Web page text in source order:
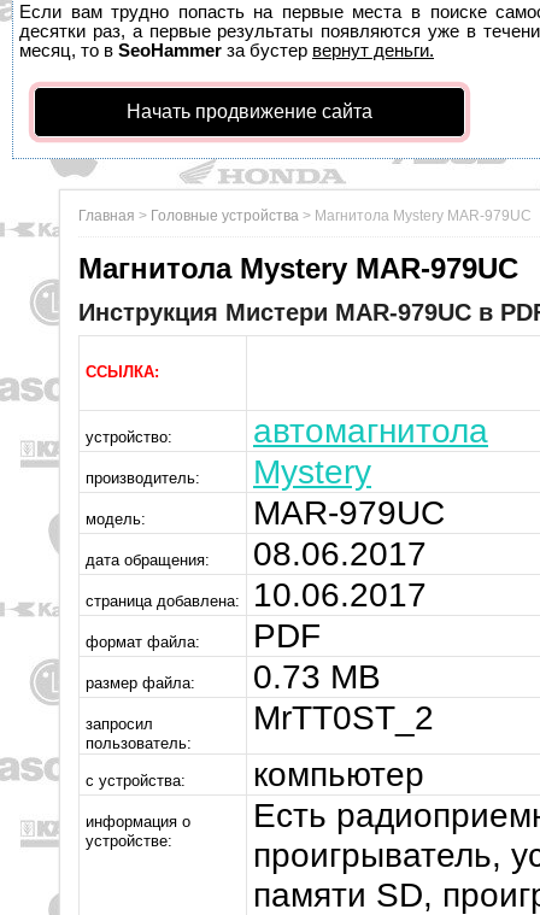
Если вам трудно попасть на первые места в поиске
десятки раз, а первые результаты появляются уже в
месяц, то в SeoHammer за бустер вернут деньги.
Начать продвижение сайта
Главная > Головные устройства > Магнитола Mystery MAR-979UC
Магнитола Mystery MAR-979UC
Инструкция Мистери MAR-979UC в
ССЫЛКА:
устройство: автомагнитола
производитель: Mystery
модель: MAR-979UC
дата обращения: 08.06.2017
страница добавлена: 10.06.2017
формат файла: PDF
размер файла: 0.73 MB
запросил
пользователь:
MrTT0ST_2
с устройства: компьютер
информация о
устройстве:
Есть
проигрыватель,
памяти SD,